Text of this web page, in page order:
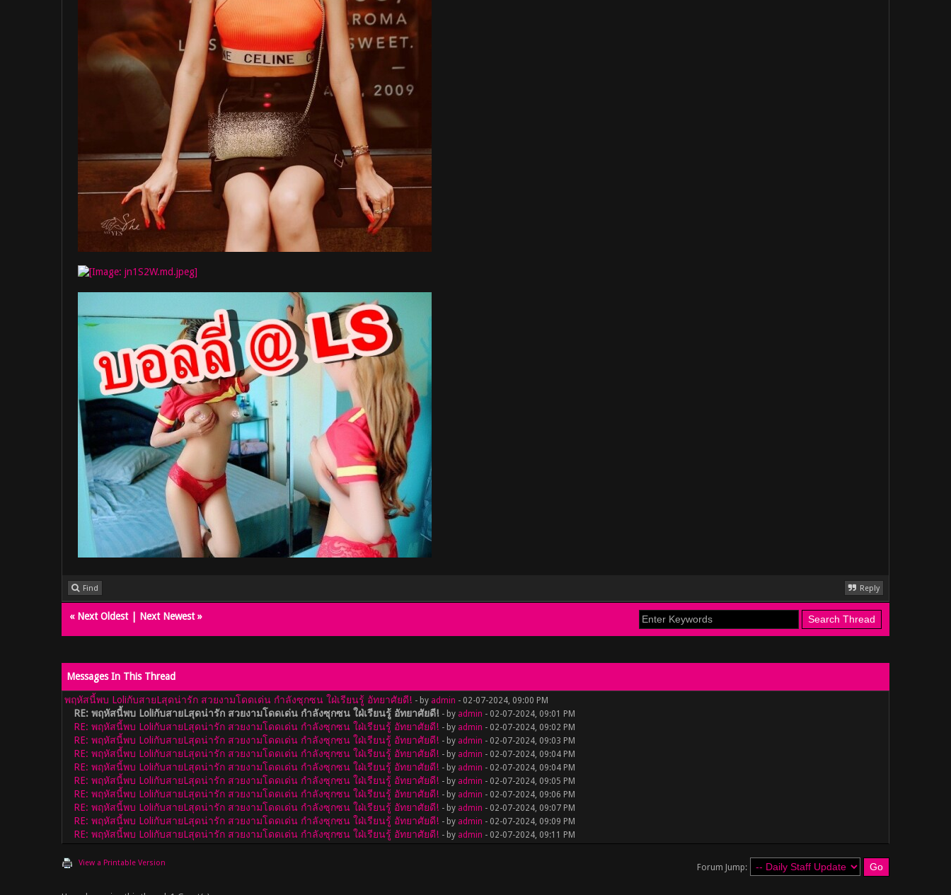
Find Reply
« Next Oldest| Next Newest»
Messages In This Thread
พฤหัสนี้พบ LoliกับสายLสุดน่ารัก สวยงามโดดเด่น กำลังซุกซน ใฝ่เรียนรู้ อัทยาศัยดี! - by admin - 02-07-2024, 09:00 PM
RE: พฤหัสนี้พบ LoliกับสายLสุดน่ารัก สวยงามโดดเด่น กำลังซุกซน ใฝ่เรียนรู้ อัทยาศัยดี! - by admin - 02-07-2024, 09:01 PM
RE: พฤหัสนี้พบ LoliกับสายLสุดน่ารัก สวยงามโดดเด่น กำลังซุกซน ใฝ่เรียนรู้ อัทยาศัยดี! - by admin - 02-07-2024, 09:02 PM
RE: พฤหัสนี้พบ LoliกับสายLสุดน่ารัก สวยงามโดดเด่น กำลังซุกซน ใฝ่เรียนรู้ อัทยาศัยดี! - by admin - 02-07-2024, 09:03 PM
RE: พฤหัสนี้พบ LoliกับสายLสุดน่ารัก สวยงามโดดเด่น กำลังซุกซน ใฝ่เรียนรู้ อัทยาศัยดี! - by admin - 02-07-2024, 09:04 PM
RE: พฤหัสนี้พบ LoliกับสายLสุดน่ารัก สวยงามโดดเด่น กำลังซุกซน ใฝ่เรียนรู้ อัทยาศัยดี! - by admin - 02-07-2024, 09:04 PM
RE: พฤหัสนี้พบ LoliกับสายLสุดน่ารัก สวยงามโดดเด่น กำลังซุกซน ใฝ่เรียนรู้ อัทยาศัยดี! - by admin - 02-07-2024, 09:05 PM
RE: พฤหัสนี้พบ LoliกับสายLสุดน่ารัก สวยงามโดดเด่น กำลังซุกซน ใฝ่เรียนรู้ อัทยาศัยดี! - by admin - 02-07-2024, 09:06 PM
RE: พฤหัสนี้พบ LoliกับสายLสุดน่ารัก สวยงามโดดเด่น กำลังซุกซน ใฝ่เรียนรู้ อัทยาศัยดี! - by admin - 02-07-2024, 09:07 PM
RE: พฤหัสนี้พบ LoliกับสายLสุดน่ารัก สวยงามโดดเด่น กำลังซุกซน ใฝ่เรียนรู้ อัทยาศัยดี! - by admin - 02-07-2024, 09:09 PM
RE: พฤหัสนี้พบ LoliกับสายLสุดน่ารัก สวยงามโดดเด่น กำลังซุกซน ใฝ่เรียนรู้ อัทยาศัยดี! - by admin - 02-07-2024, 09:11 PM
View a Printable Version Forum Jump: